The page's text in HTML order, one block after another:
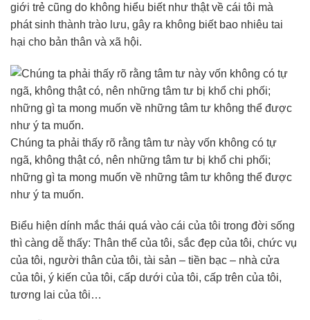
giới trẻ cũng do không hiểu biết như thật về cái tôi mà
phát sinh thành trào lưu, gây ra không biết bao nhiêu tai
hại cho bản thân và xã hội.
Chúng ta phải thấy rõ rằng tâm tư này vốn không có tự
ngã, không thật có, nên những tâm tư bị khổ chi phối;
những gì ta mong muốn về những tâm tư không thể được
như ý ta muốn.
Biểu hiện dính mắc thái quá vào cái của tôi trong đời sống
thì càng dễ thấy: Thân thể của tôi, sắc đẹp của tôi, chức vụ
của tôi, người thân của tôi, tài sản – tiền bạc – nhà cửa
của tôi, ý kiến của tôi, cấp dưới của tôi, cấp trên của tôi,
tương lai của tôi…